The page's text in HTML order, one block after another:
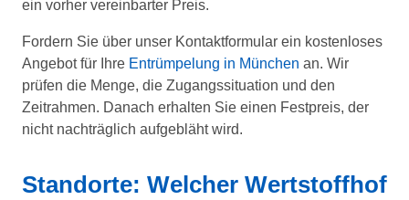
ein vorher vereinbarter Preis.
Fordern Sie über unser Kontaktformular ein kostenloses
Angebot für Ihre Entrümpelung in München an. Wir
prüfen die Menge, die Zugangssituation und den
Zeitrahmen. Danach erhalten Sie einen Festpreis, der
nicht nachträglich aufgebläht wird.
Standorte: Welcher Wertstoffhof